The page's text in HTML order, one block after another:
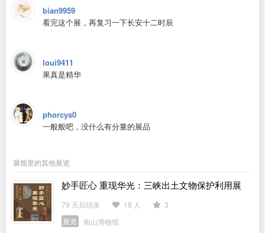
bian9959
看完这个展，再复习一下长安十二时辰
loui9411
果真是精华
phorcys0
一般般吧，没什么有分量的展品
展馆里的其他展览
妙手匠心 重现华光：三峡出土文物保护利用展
79 天后结束 18 人
3
展览
南山博物馆